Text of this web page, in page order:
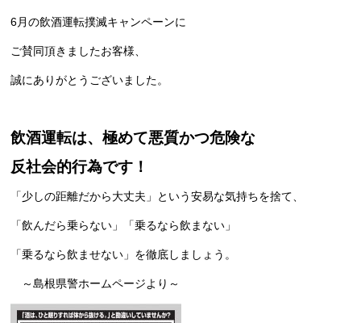
6月の飲酒運転撲滅キャンペーンに
ご賛同頂きましたお客様、
誠にありがとうございました。
飲酒運転は、極めて悪質かつ危険な
反社会的行為です！
「少しの距離だから大丈夫」という安易な気持ちを捨て、
「飲んだら乗らない」「乗るなら飲まない」
「乗るなら飲ませない」を徹底しましょう。
～島根県警ホームページより～